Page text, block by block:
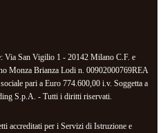
Via San Vigilio 1 - 20142 Milano C.F. e
Monza Brianza Lodi n. 00902000769REA
pari a Euro 774.600,00 i.v. Soggetta a
S.p.A. - Tutti i diritti riservati.
accreditati per i Servizi di Istruzione e